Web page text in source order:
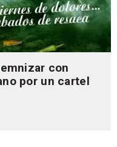
con
por un cartel